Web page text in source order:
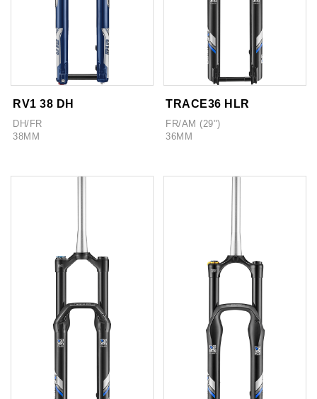
RV1 38 DH
DH/FR
38MM
TRACE36 HLR
FR/AM (29")
36MM